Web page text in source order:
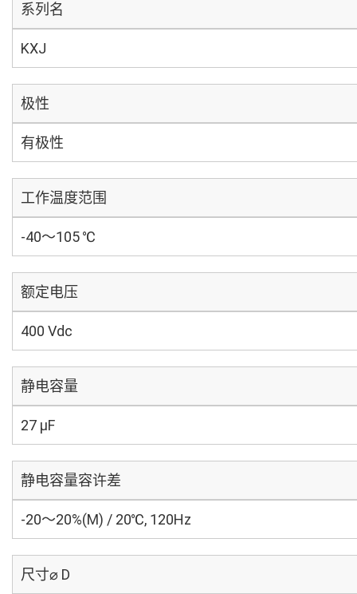
系列名
KXJ
极性
有极性
工作温度范围
-40～105 ℃
额定电压
400 Vdc
静电容量
27 µF
静电容量容许差
-20～20%(M) / 20℃, 120Hz
尺寸⌀ D